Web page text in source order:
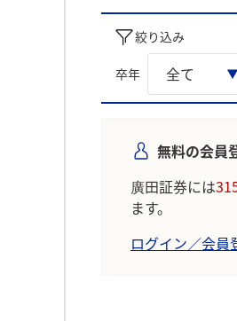
絞り込み
卒年
無料の会員
廣田証券には
ます。
ログイン／会員